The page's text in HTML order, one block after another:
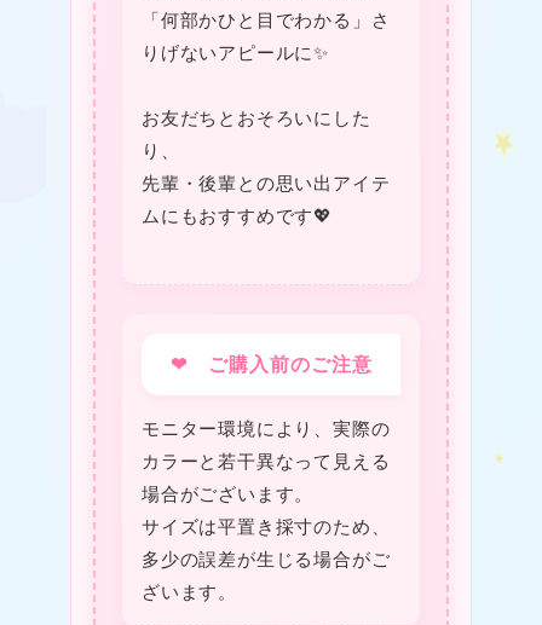
「何部かひと目でわかる」さ
りげないアピールに✨
お友だちとおそろいにした
り、
先輩・後輩との思い出アイテ
ムにもおすすめです💖
❤ ご購入前のご注意
モニター環境により、実際の
カラーと若干異なって見える
場合がございます。
サイズは平置き採寸のため、
多少の誤差が生じる場合がご
ざいます。
★
★